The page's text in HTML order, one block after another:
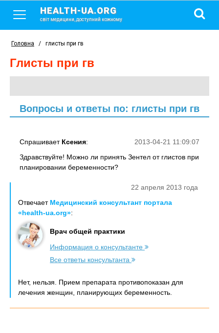
HEALTH-UA.ORG
світ медицини, доступний кожному
Головна / глисты при гв
глисты при гв
Вопросы и ответы по: глисты при гв
2013-04-21 11:09:07
Спрашивает Ксения:
Здравствуйте! Можно ли принять Зентел от глистов при
планировании беременности?
22 апреля 2013 года
Отвечает Медицинский консультант портала
«health-ua.org»:
Врач общей практики
Информация о консультанте
Все ответы консультанта
Нет, нельзя. Прием препарата противопоказан для
лечения женщин, планирующих беременность.